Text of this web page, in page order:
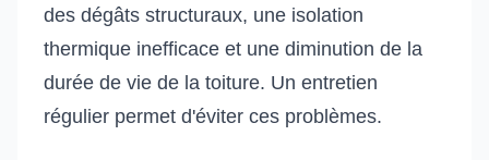
des dégâts structuraux, une isolation
thermique inefficace et une diminution de la
durée de vie de la toiture. Un entretien
régulier permet d'éviter ces problèmes.